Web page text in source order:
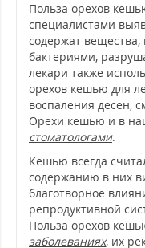
Польза орехов
специалистами
содержат
бактериями,
лекари также
орехов кешью для
воспаления десен,
Орехи кешью и в
стоматологами.
Кешью всегда
содержанию в них
благотворное
репродуктивной
Польза орехов
заболеваниях, их